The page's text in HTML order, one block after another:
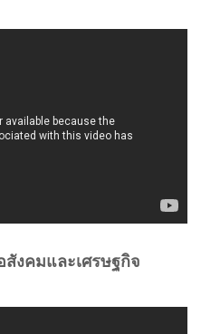
งคมและเศรษฐกิจ